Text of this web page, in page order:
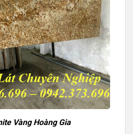
Vàng Hoàng Gia